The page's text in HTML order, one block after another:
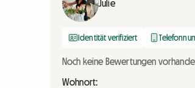
Julie
Identität verifiziert
Noch keine Bewertungen
Wohnort: